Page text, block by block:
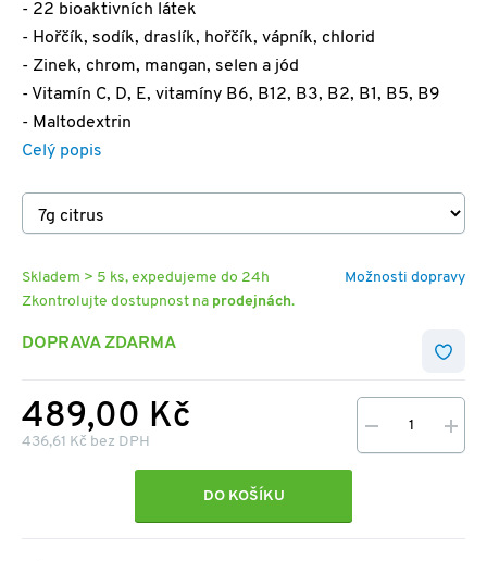
- 22 bioaktivních látek
- Hořčík, sodík, draslík, hořčík, vápník, chlorid
- Zinek, chrom, mangan, selen a jód
- Vitamín C, D, E, vitamíny B6, B12, B3, B2, B1, B5, B9
- Maltodextrin
Celý popis
Možnosti dopravy
Skladem > 5 ks, expedujeme do 24h
Zkontrolujte dostupnost na prodejnách.
DOPRAVA ZDARMA
489,00 Kč
436,61 Kč bez DPH
DO KOŠÍKU